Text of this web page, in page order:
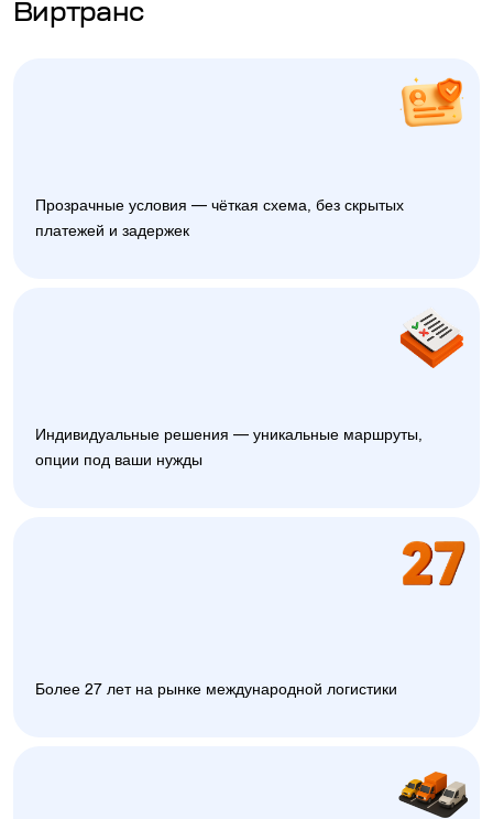
Виртранс
Прозрачные условия — чёткая схема, без скрытых
платежей и задержек
Индивидуальные решения — уникальные маршруты,
опции под ваши нужды
Более 27 лет на рынке международной логистики